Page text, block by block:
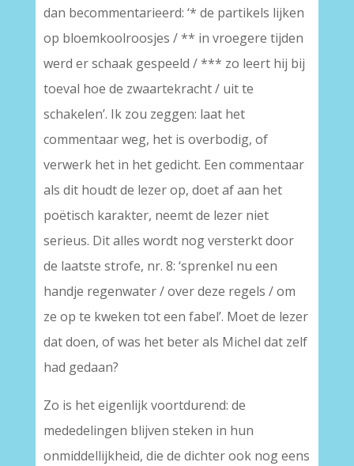
dan becommentarieerd: ‘* de partikels lijken
op bloemkoolroosjes / ** in vroegere tijden
werd er schaak gespeeld / *** zo leert hij bij
toeval hoe de zwaartekracht / uit te
schakelen’. Ik zou zeggen: laat het
commentaar weg, het is overbodig, of
verwerk het in het gedicht. Een commentaar
als dit houdt de lezer op, doet af aan het
poëtisch karakter, neemt de lezer niet
serieus. Dit alles wordt nog versterkt door
de laatste strofe, nr. 8: ‘sprenkel nu een
handje regenwater / over deze regels / om
ze op te kweken tot een fabel’. Moet de lezer
dat doen, of was het beter als Michel dat zelf
had gedaan?
Zo is het eigenlijk voortdurend: de
mededelingen blijven steken in hun
onmiddellijkheid, die de dichter ook nog eens